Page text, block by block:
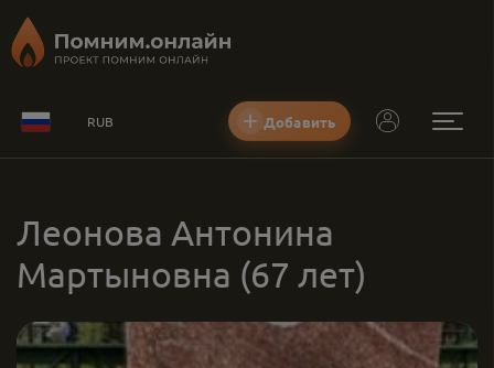
RUB Добавить
Леонова Антонина
Мартыновна (67 лет)